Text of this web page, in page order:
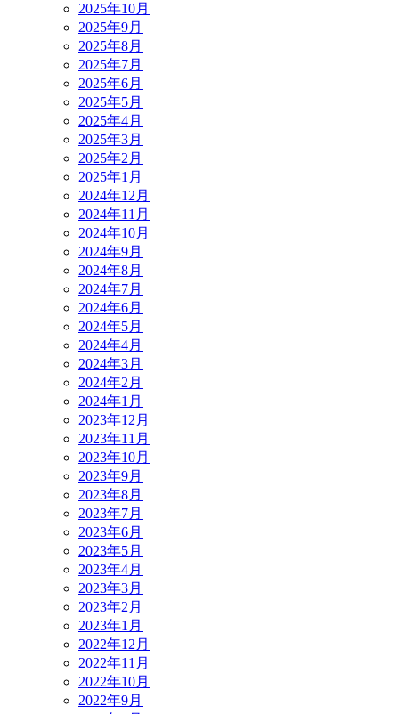
2025年10月
2025年9月
2025年8月
2025年7月
2025年6月
2025年5月
2025年4月
2025年3月
2025年2月
2025年1月
2024年12月
2024年11月
2024年10月
2024年9月
2024年8月
2024年7月
2024年6月
2024年5月
2024年4月
2024年3月
2024年2月
2024年1月
2023年12月
2023年11月
2023年10月
2023年9月
2023年8月
2023年7月
2023年6月
2023年5月
2023年4月
2023年3月
2023年2月
2023年1月
2022年12月
2022年11月
2022年10月
2022年9月